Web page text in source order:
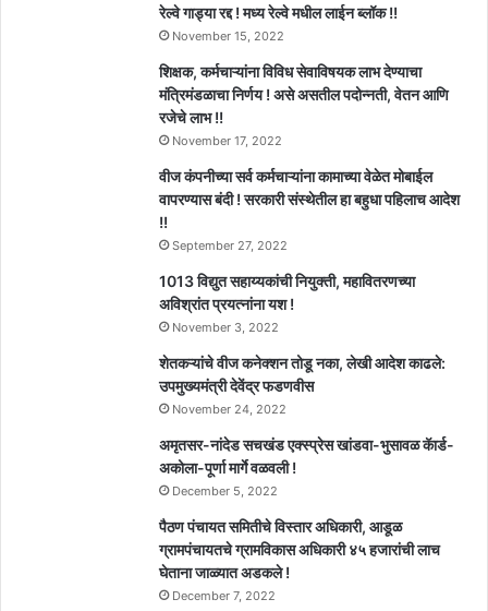
रेल्वे गाड्या रद्द ! मध्य रेल्वे मधील लाईन ब्लॉक !!
November 15, 2022
शिक्षक, कर्मचाऱ्यांना विविध सेवाविषयक लाभ देण्याचा
मंत्रिमंडळाचा निर्णय ! असे असतील पदोन्नती, वेतन आणि
रजेचे लाभ !!
November 17, 2022
वीज कंपनीच्या सर्व कर्मचाऱ्यांना कामाच्या वेळेत मोबाईल
वापरण्यास बंदी ! सरकारी संस्थेतील हा बहुधा पहिलाच आदेश
!!
September 27, 2022
1013 विद्युत सहाय्यकांची नियुक्ती, महावितरणच्या
अविश्रांत प्रयत्नांना यश !
November 3, 2022
शेतकऱ्यांचे वीज कनेक्शन तोडू नका, लेखी आदेश काढले:
उपमुख्यमंत्री देवेंद्र फडणवीस
November 24, 2022
अमृतसर-नांदेड सचखंड एक्स्प्रेस खांडवा-भुसावळ कॅार्ड-
अकोला-पूर्णा मार्गे वळवली !
December 5, 2022
पैठण पंचायत समितीचे विस्तार अधिकारी, आडूळ
ग्रामपंचायतचे ग्रामविकास अधिकारी ४५ हजारांची लाच
घेताना जाळ्यात अडकले !
December 7, 2022